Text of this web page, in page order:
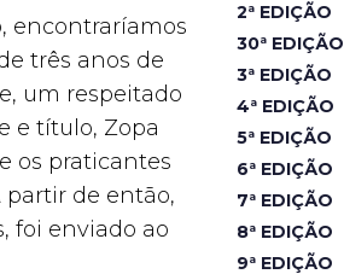
encontraríamos
três anos de
um respeitado
e título, Zopa
os praticantes
partir de então,
foi enviado ao
2ª EDIÇÃO
30ª EDIÇÃO
3ª EDIÇÃO
4ª EDIÇÃO
5ª EDIÇÃO
6ª EDIÇÃO
7ª EDIÇÃO
8ª EDIÇÃO
9ª EDIÇÃO